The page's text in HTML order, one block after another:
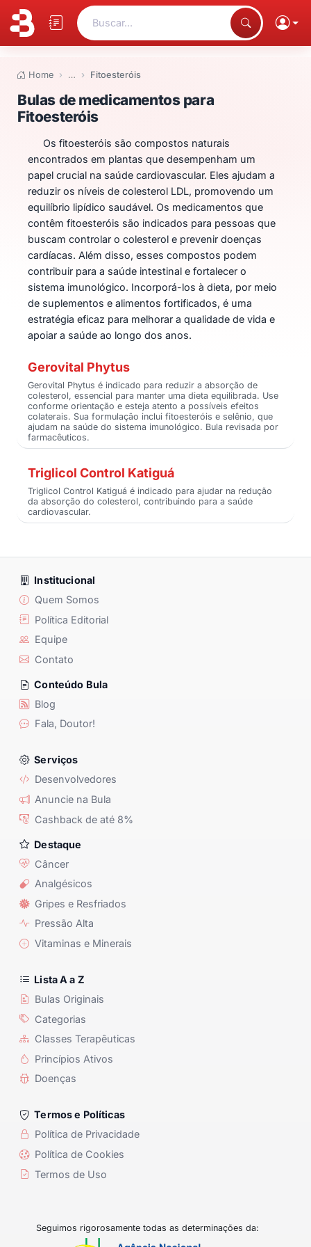
Buscar...
Home … Fitoesteróis
Bulas de medicamentos para
Bulas de medicamentos para
Fitoesteróis
Os fitoesteróis são compostos naturais
encontrados em plantas que desempenham um
papel crucial na saúde cardiovascular. Eles ajudam a
reduzir os níveis de colesterol LDL, promovendo um
equilíbrio lipídico saudável. Os medicamentos que
contêm fitoesteróis são indicados para pessoas que
buscam controlar o colesterol e prevenir doenças
cardíacas. Além disso, esses compostos podem
contribuir para a saúde intestinal e fortalecer o
sistema imunológico. Incorporá-los à dieta, por meio
de suplementos e alimentos fortificados, é uma
estratégia eficaz para melhorar a qualidade de vida e
apoiar a saúde ao longo dos anos.
Gerovital Phytus
Gerovital Phytus é indicado para reduzir a absorção de
colesterol, essencial para manter uma dieta equilibrada. Use
conforme orientação e esteja atento a possíveis efeitos
colaterais. Sua formulação inclui fitoesteróis e selênio, que
ajudam na saúde do sistema imunológico. Bula revisada por
farmacêuticos.
Triglicol Control Katiguá
Triglicol Control Katiguá é indicado para ajudar na redução
da absorção do colesterol, contribuindo para a saúde
cardiovascular.
Institucional
Quem Somos
Política Editorial
Equipe
Contato
Conteúdo Bula
Blog
Fala, Doutor!
Serviços
Desenvolvedores
Anuncie na Bula
Cashback de até 8%
Destaque
Câncer
Analgésicos
Gripes e Resfriados
Pressão Alta
Vitaminas e Minerais
Lista A a Z
Bulas Originais
Categorias
Classes Terapêuticas
Princípios Ativos
Doenças
Termos e Políticas
Política de Privacidade
Política de Cookies
Termos de Uso
Seguimos rigorosamente todas as determinações da: